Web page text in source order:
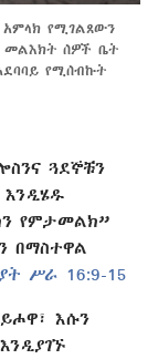
የሚገልጸውን
ሰዎች ቤት
የሚሰብኩት
ጓደኞቹን
የምታመልክ”
በማስተዋል
ሥራ 16:9-15
እሱን